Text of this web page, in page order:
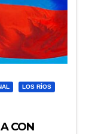
LOS RÍOS
CON